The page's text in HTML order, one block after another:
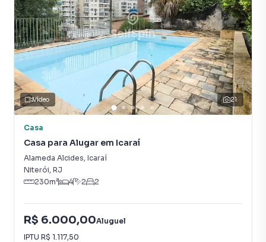
21
Vídeo
Casa
Casa para Alugar em Icaraí
Alameda Alcides, Icaraí
Niterói, RJ
230m² 4 2 2
R$ 6.000,00Aluguel
IPTU R$ 1.117,50